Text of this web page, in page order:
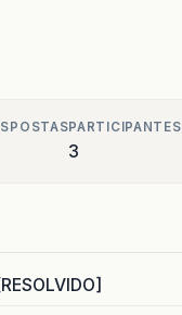
PARTICIPANTES
3